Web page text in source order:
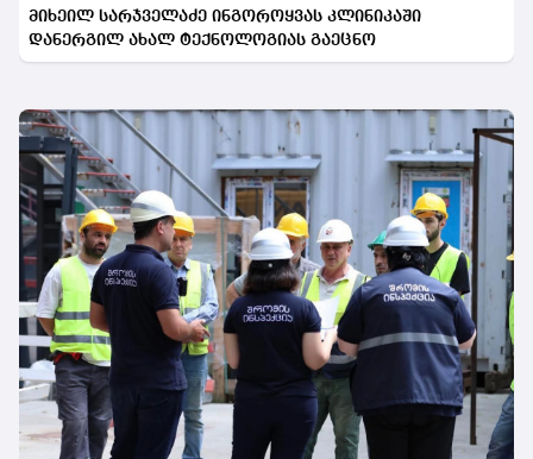
მიხეილ სარჯველაძე ინგოროყვას კლინიკაში
დანერგილ ახალ ტექნოლოგიას გაეცნო